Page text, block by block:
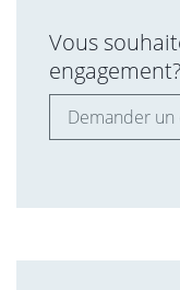
Vous
engagement?
Demander